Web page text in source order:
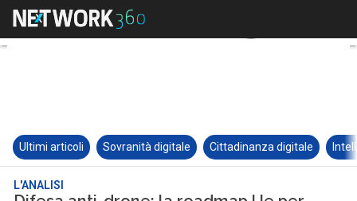
Ultimi articoli Sovranità digitale Cittadinanza digitale
L'ANALISI